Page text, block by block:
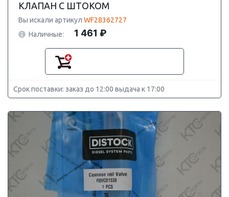
КЛАПАН С ШТОКОМ
Вы искали артикул WF28362727
Наличные:
1 461 ₽
Срок поставки: заказ до 12:00 выдача к 17:00